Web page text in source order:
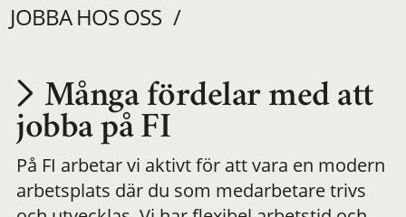
JOBBA HOS OSS
Utvecklas på en
meningsfull och
Många fördelar med att
jobba på FI
På FI arbetar vi aktivt för att vara en modern
arbetsplats där du som medarbetare trivs